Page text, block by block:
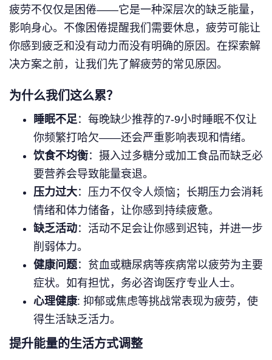
疲劳不仅仅是困倦——它是一种深层次的缺乏能量，
影响身心。不像困倦提醒我们需要休息，疲劳可能让
你感到疲乏和没有动力而没有明确的原因。在探索解
决方案之前，让我们先了解疲劳的常见原因。
为什么我们这么累？
睡眠不足：每晚缺少推荐的7-9小时睡眠不仅让
你频繁打哈欠——还会严重影响表现和情绪。
饮食不均衡：摄入过多糖分或加工食品而缺乏必
要营养会导致能量衰退。
压力过大：压力不仅令人烦恼；长期压力会消耗
情绪和体力储备，让你感到持续疲惫。
缺乏活动：活动不足会让你感到迟钝，并进一步
削弱体力。
健康问题：贫血或糖尿病等疾病常以疲劳为主要
症状。如有担忧，务必咨询医疗专业人士。
心理健康: 抑郁或焦虑等挑战常表现为疲劳，使
得生活缺乏活力。
提升能量的生活方式调整